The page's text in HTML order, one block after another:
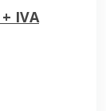
IVA